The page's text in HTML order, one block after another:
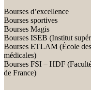
Bourses d’excellence
Bourses sportives
Bourses Magis
Bourses ISEB (Institut
Bourses ETLAM (École
médicales)
Bourses FSI – HDF
de France)